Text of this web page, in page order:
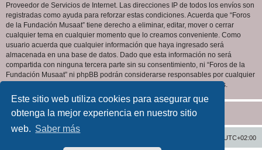
Este sitio web utiliza cookies para asegurar que
obtenga la mejor experiencia en nuestro sitio
web. Saber más
Proveedor de Servicios de Internet. Las direcciones IP de todos los envíos son
registradas como ayuda para reforzar estas condiciones. Acuerda que “Foros
de la Fundación Musaat” tiene derecho a eliminar, editar, mover o cerrar
cualquier tema en cualquier momento que lo creamos conveniente. Como
usuario acuerda que cualquier información que haya ingresado será
almacenada en una base de datos. Dado que esta información no será
compartida con ninguna tercera parte sin su consentimiento, ni “Foros de la
Fundación Musaat” ni phpBB podrán considerarse responsables por cualquier
intento de hacking que conlleve a que los datos sean comprometidos.
UTC+02:00